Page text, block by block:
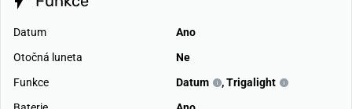
Datum
Ano
Otočná luneta
Ne
Funkce
Datum ,Trigalight